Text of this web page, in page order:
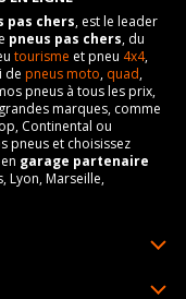
pas chers, est le leader
pneus pas chers, du
tourisme et pneu 4x4,
de pneus moto, quad,
pneus à tous les prix,
marques, comme
Continental ou
pneus et choisissez
garage partenaire
Lyon, Marseille,